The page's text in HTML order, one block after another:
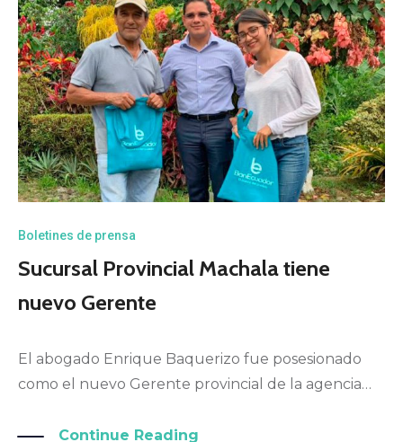
Boletines de prensa
Sucursal Provincial Machala tiene
nuevo Gerente
El abogado Enrique Baquerizo fue posesionado
como el nuevo Gerente provincial de la agencia…
Continue Reading